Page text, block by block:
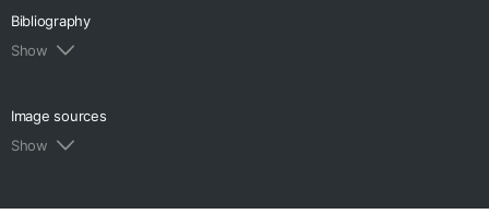
Bibliography
Show
С. И. Ожегова. URL:
https://slovarozhegova.ru/word.php?wordid=31167
Image sources
Show
URL: